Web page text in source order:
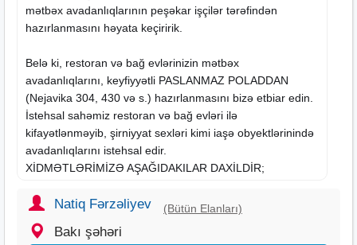
mətbəx avadanlıqlarının peşəkar işçilər tərəfindən
hazırlanmasını həyata keçiririk.
Belə ki, restoran və bağ evlərinizin mətbəx
avadanlıqlarını, keyfiyyətli PASLANMAZ POLADDAN
(Nejavika 304, 430 və s.) hazırlanmasını bizə etbiar edin.
İstehsal sahəmiz restoran və bağ evləri ilə
kifayətlənməyib, şirniyyat sexləri kimi iaşə obyektlərinində
avadanlıqlarını istehsal edir.
XİDMƏTLƏRİMİZƏ AŞAĞIDAKILAR DAXİLDİR;
-Yüksək xidmət;
-Paslanmaz Polad 304, 430 və.s (müştərinin sifarişinə
əsasən);
Natiq Fərzəliyev (Bütün Elanları)
Bakı şəhəri